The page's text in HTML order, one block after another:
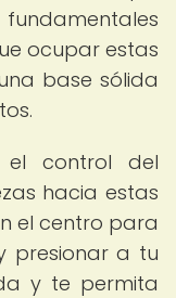
fundamentales
ocupar estas
base sólida
el control del
hacia estas
el centro para
presionar a tu
y te permita